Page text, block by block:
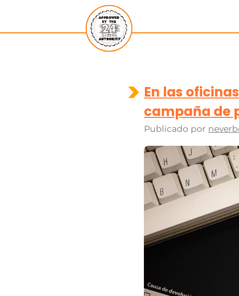
En las
campaña de
Publicado por